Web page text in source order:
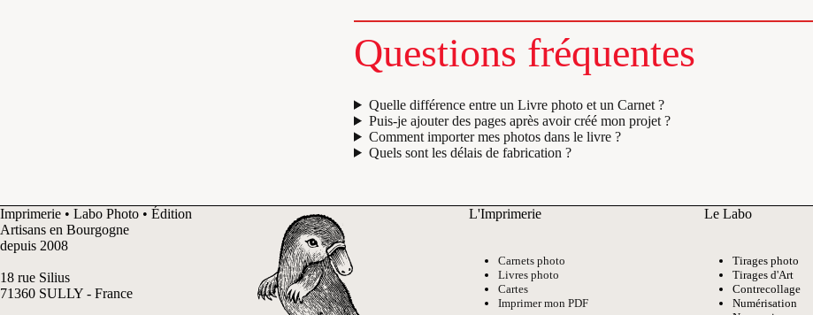
Questions fréquentes
Quelle différence entre un Livre photo et un Carnet ?
Puis-je ajouter des pages après avoir créé mon projet ?
Comment importer mes photos dans le livre ?
Quels sont les délais de fabrication ?
Imprimerie • Labo Photo • Édition
Artisans en Bourgogne
depuis 2008
18 rue Silius
71360 SULLY - France
L'Imprimerie
Carnets photo
Livres photo
Cartes
Imprimer mon PDF
Le Labo
Tirages photo
Tirages d'Art
Contrecollage
Numérisation